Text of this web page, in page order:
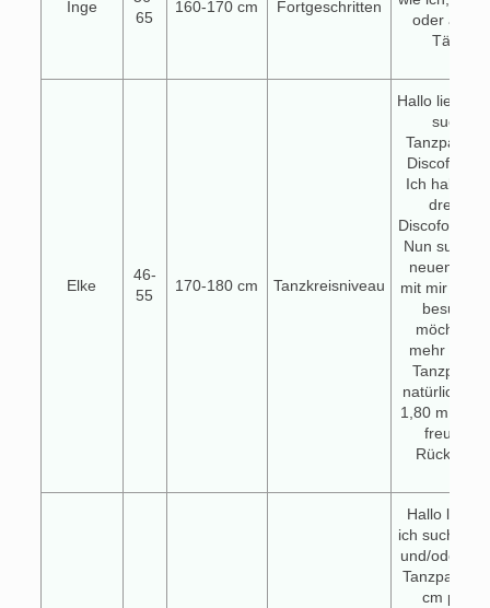
Inge
65
160-170 cm Fortgeschritten
oder auch
Tänze
Elke
46-
55
170-180 cm Tanzkreisniveau
Hallo liebe
suche
Discofox
Ich habe
drei
Nun suche
neuen
mit mir den
besucht.
möchte
mehr
natürlich
1,80 m groß
freue
Hallo lieber
ich suche
und/oder
cm plus